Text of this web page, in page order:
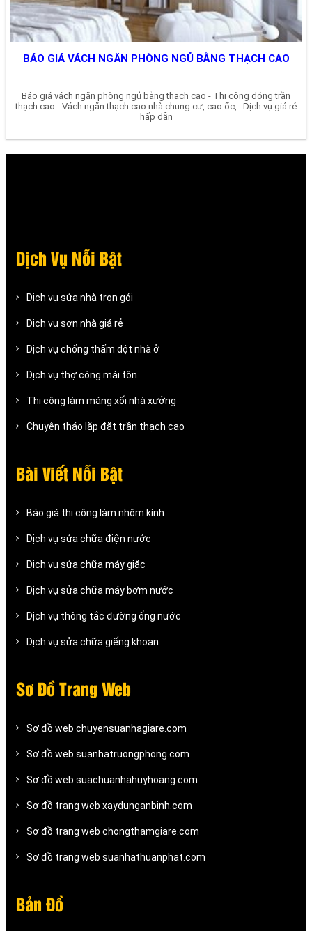
BÁO GIÁ VÁCH NGĂN PHÒNG NGỦ BẰNG THẠCH CAO
Báo giá vách ngăn phòng ngủ bằng thạch cao - Thi công đóng trần
thạch cao - Vách ngăn thạch cao nhà chung cư, cao ốc,.. Dịch vụ giá rẻ
hấp dẫn
Dịch Vụ Nỗi Bật
Dịch vụ sửa nhà trọn gói
Dịch vụ sơn nhà giá rẻ
Dịch vụ chống thấm dột nhà ở
Dịch vụ thợ công mái tôn
Thi công làm máng xối nhà xưởng
Chuyên tháo lắp đặt trần thạch cao
Bài Viết Nỗi Bật
Báo giá thi công làm nhôm kính
Dịch vụ sửa chữa điện nước
Dịch vụ sửa chữa máy giặc
Dịch vụ sửa chữa máy bơm nước
Dịch vụ thông tắc đường ống nước
Dịch vụ sửa chữa giếng khoan
Sơ Đồ Trang Web
Sơ đồ web chuyensuanhagiare.com
Sơ đồ web suanhatruongphong.com
Sơ đồ web suachuanhahuyhoang.com
Sơ đồ trang web xaydunganbinh.com
Sơ đồ trang web chongthamgiare.com
Sơ đồ trang web suanhathuanphat.com
Bản Đồ